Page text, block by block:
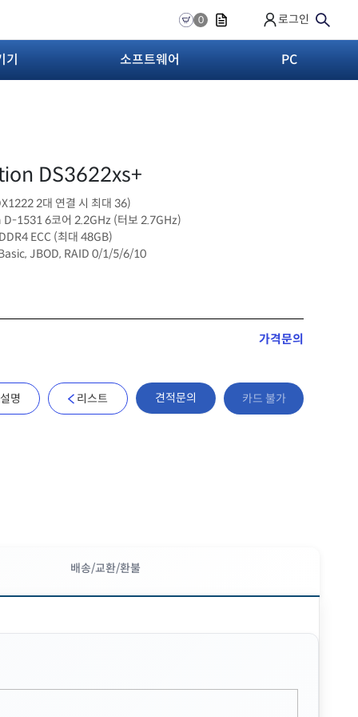
0 로그인
소프트웨어 PC
DS3622xs+
2대 연결 시 최대 36)
1531 6코어 2.2GHz (터보 2.7GHz)
ECC (최대 48GB)
JBOD, RAID 0/1/5/6/10
가격문의
명 리스트 견적문의 카드 불가
배송/교환/환불